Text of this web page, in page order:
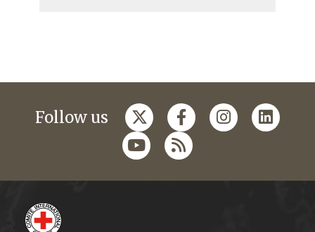
Follow us